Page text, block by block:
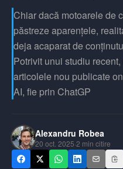
Chiar dacă motoarele de
păstreze aparențele,
deja acaparat de
Potrivit unui studiu
articolele nou publicate
AI, fie prin ChatGP
Alexandru Robea
20 oct. 2025·2 min citire